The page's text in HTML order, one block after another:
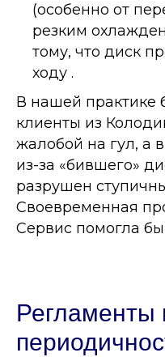
(особенно от
резким
тому, что диск
ходу .
В нашей практике
клиенты из
жалобой на гул, а
из-за «бившего»
разрушен
Своевременная
Сервис помогла
Регламенты